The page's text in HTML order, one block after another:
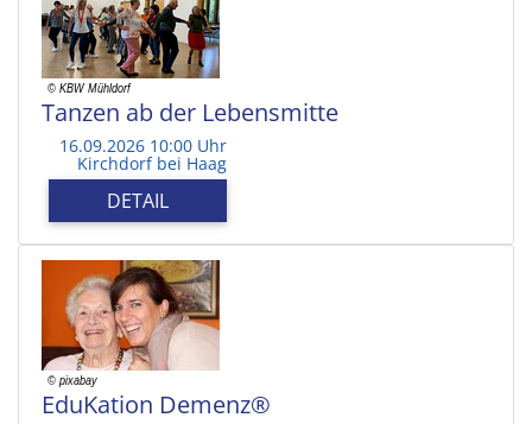
Tanzen ab der Lebensmitte
16.09.2026 10:00 Uhr
Kirchdorf bei Haag
DETAIL
EduKation Demenz®